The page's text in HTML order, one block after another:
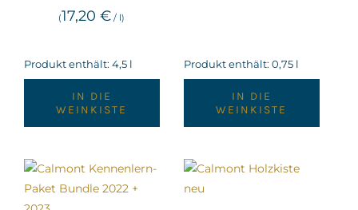
(17,20€ / l)
Produkt enthält: 4,5 l
IN DIE
WEINKISTE
Produkt enthält: 0,75 l
IN DIE
WEINKISTE